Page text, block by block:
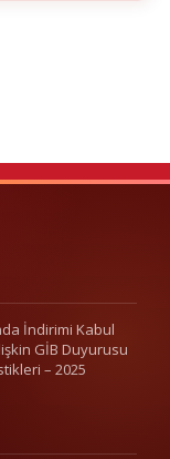
İndirimi Kabul
GİB Duyurusu
– 2025